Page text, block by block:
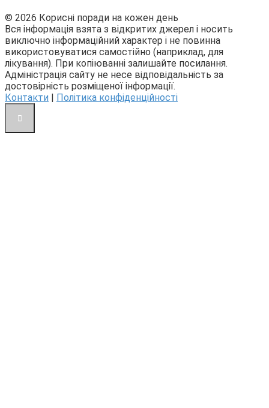
© 2026 Корисні поради на кожен день
Вся інформація взята з відкритих джерел і носить
виключно інформаційний характер і не повинна
використовуватися самостійно (наприклад, для
лікування). При копіюванні залишайте посилання.
Адміністрація сайту не несе відповідальність за
достовірність розміщеної інформації.
Контакти | Політика конфіденційності